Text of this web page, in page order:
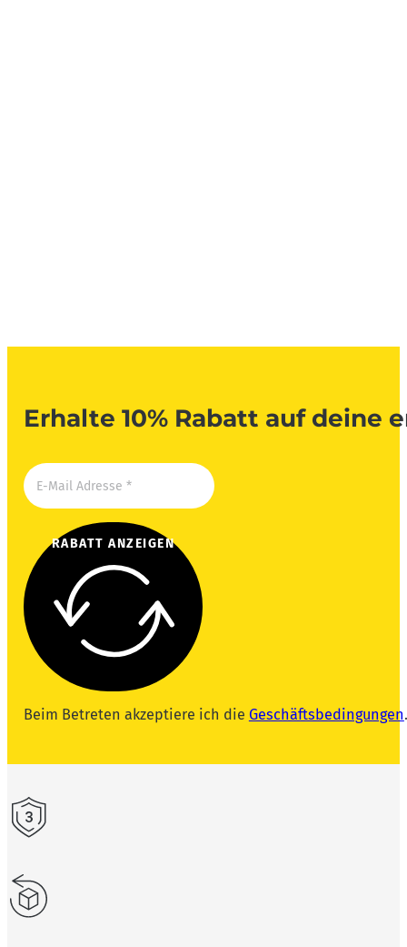
Erhalte 10% Rabatt auf deine
RABATT ANZEIGEN
Beim Betreten akzeptiere ich die Geschäftsbedingungen.